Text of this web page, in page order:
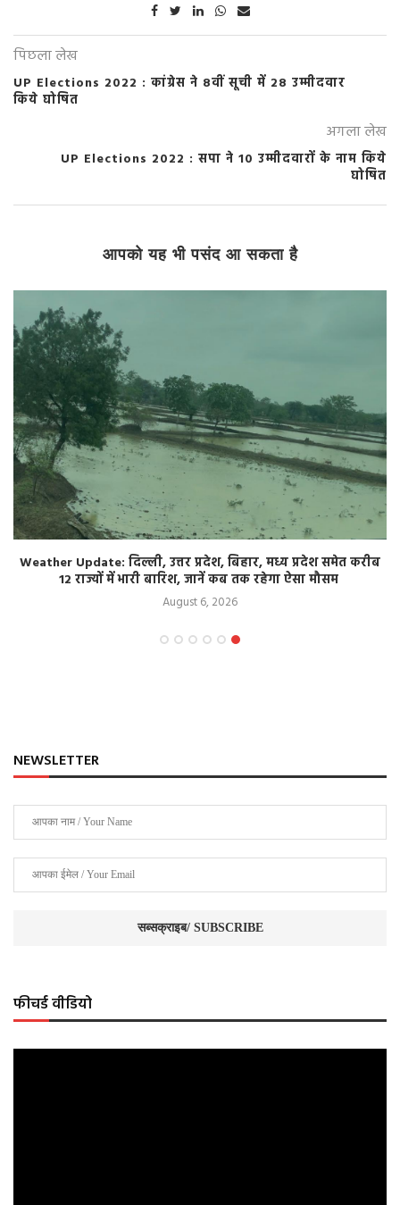
पिछला लेख
UP Elections 2022 : कांग्रेस ने 8वीं सूची में 28 उम्मीदवार
किये घोषित
अगला लेख
UP Elections 2022 : सपा ने 10 उम्मीदवारों के नाम किये
घोषित
आपको यह भी पसंद आ सकता है
Weather Update: दिल्ली, उत्तर प्रदेश, बिहार, मध्य प्रदेश समेत करीब
12 राज्यों में भारी बारिश, जानें कब तक रहेगा ऐसा मौसम
August 6, 2026
NEWSLETTER
फीचर्ड वीडियो